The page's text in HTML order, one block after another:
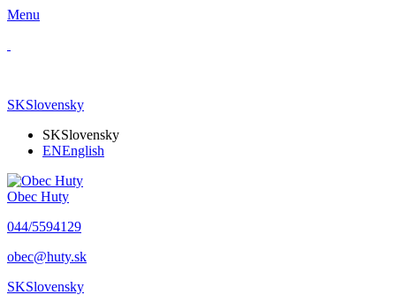
Menu
SKSlovensky
SKSlovensky
ENEnglish
Obec Huty
​044/5594129
​obec@huty.sk
SKSlovensky